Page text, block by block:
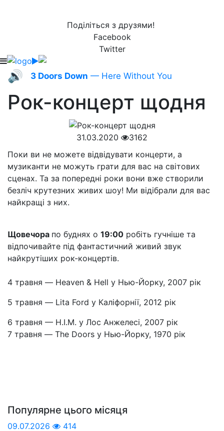
Поділіться з друзями!
Facebook
Twitter
🔊 3 Doors Down — Here Without You
Рок-концерт щодня
31.03.2020
3162
Поки ви не можете відвідувати концерти, а
музиканти не можуть грати для вас на світових
сценах. Та за попередні роки вони вже створили
безліч крутезних живих шоу! Ми відібрали для вас
найкращі з них.
Щовечора по буднях о 19:00 робіть гучніше та
відпочивайте під фантастичний живий звук
найкрутіших рок-концертів.
4 травня — Heaven & Hell у Нью-Йорку, 2007 рік
5 травня — Lita Ford у Каліфорнії, 2012 рік
6 травня — Н.І.М. у Лос Анжелесі, 2007 рік
7 травня — The Doors у Нью-Йорку, 1970 рік
Популярне цього місяця
09.07.2026 414